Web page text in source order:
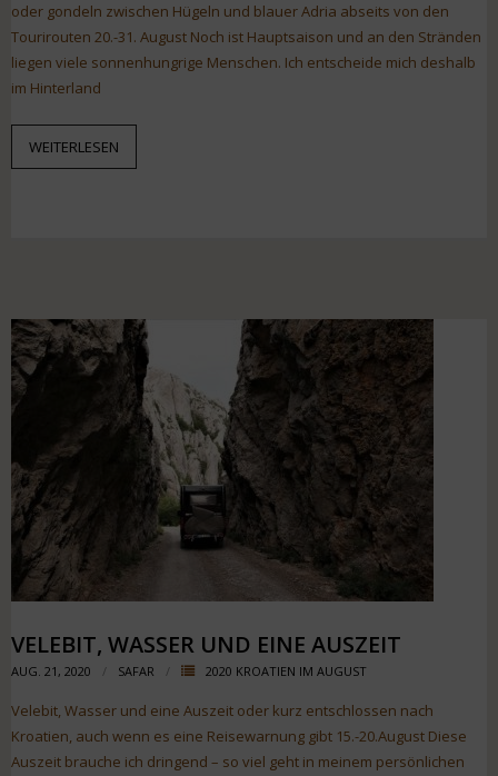
oder gondeln zwischen Hügeln und blauer Adria abseits von den
Tourirouten 20.-31. August Noch ist Hauptsaison und an den Stränden
liegen viele sonnenhungrige Menschen. Ich entscheide mich deshalb
im Hinterland
WEITERLESEN
VELEBIT, WASSER UND EINE AUSZEIT
AUG. 21, 2020 SAFAR 2020 KROATIEN IM AUGUST
Velebit, Wasser und eine Auszeit oder kurz entschlossen nach
Kroatien, auch wenn es eine Reisewarnung gibt 15.-20.August Diese
Auszeit brauche ich dringend – so viel geht in meinem persönlichen